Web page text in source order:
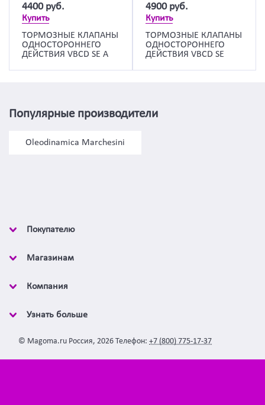
4400 руб.
Купить
ТОРМОЗНЫЕ КЛАПАНЫ
ОДНОСТОРОННЕГО
ДЕЙСТВИЯ VBCD SE A
4900 руб.
Купить
ТОРМОЗНЫЕ КЛАПАНЫ
ОДНОСТОРОННЕГО
ДЕЙСТВИЯ VBCD SE
Популярные производители
Oleodinamica Marchesini
Покупателю
Магазинам
Компания
Узнать больше
© Magoma.ru Россия, 2026 Телефон: +7 (800) 775-17-37